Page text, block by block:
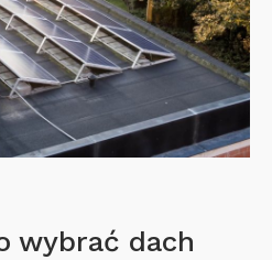
wybrać dach